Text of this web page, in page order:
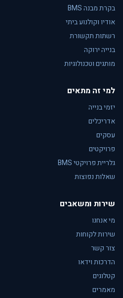
בקרת מבנה BMS
אודיו וקולנוע ביתי
רשתות תקשורת
בנייה ירוקה
מותגים וטכנולוגיות
למי זה מתאים
יזמי בנייה
אדריכלים
עסקים
פרויקטים
גלריית פרויקטי BMS
שאלות נפוצות
שירות ומשאבים
מי אנחנו
שירות לקוחות
צור קשר
הדרכות וידאו
קטלוגים
מאמרים